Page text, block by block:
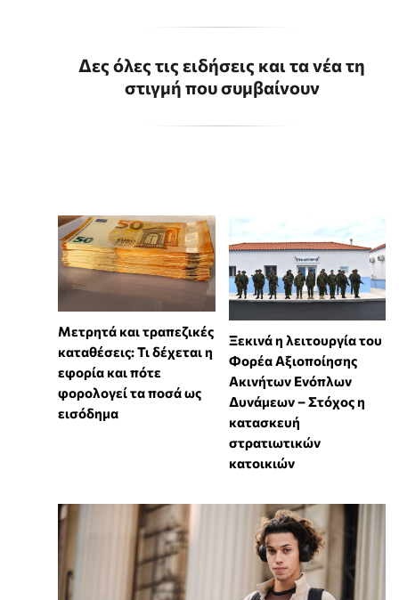
Δες όλες τις ειδήσεις και τα νέα τη
στιγμή που συμβαίνουν
Μετρητά και τραπεζικές
καταθέσεις: Τι δέχεται η
εφορία και πότε
φορολογεί τα ποσά ως
εισόδημα
Ξεκινά η λειτουργία του
Φορέα Αξιοποίησης
Ακινήτων Ενόπλων
Δυνάμεων – Στόχος η
κατασκευή
στρατιωτικών
κατοικιών